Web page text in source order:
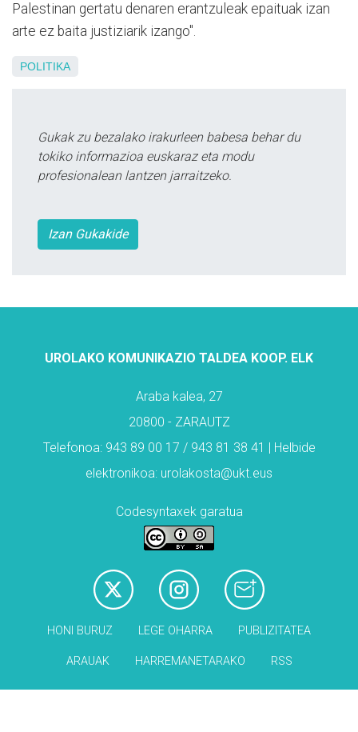
Palestinan gertatu denaren erantzuleak epaituak izan
arte ez baita justiziarik izango".
POLITIKA
Gukak zu bezalako irakurleen babesa behar du
tokiko informazioa euskaraz eta modu
profesionalean lantzen jarraitzeko.
Izan Gukakide
UROLAKO KOMUNIKAZIO TALDEA KOOP. ELK
Araba kalea, 27
20800 - ZARAUTZ
Telefonoa: 943 89 00 17 / 943 81 38 41 | Helbide
elektronikoa: urolakosta@ukt.eus
Codesyntaxek garatua
HONI BURUZ LEGE OHARRA PUBLIZITATEA
ARAUAK HARREMANETARAKO RSS